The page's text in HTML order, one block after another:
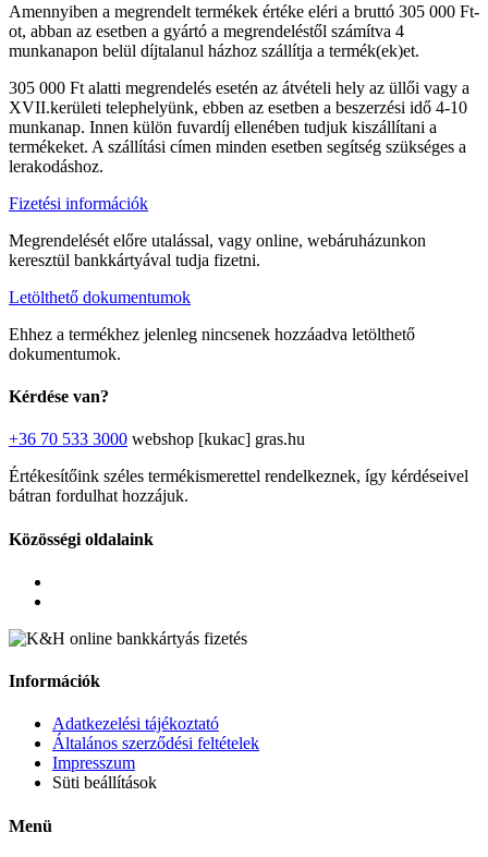
Amennyiben a megrendelt termékek értéke eléri a bruttó 305 000 Ft-
ot, abban az esetben a gyártó a megrendeléstől számítva 4
munkanapon belül díjtalanul házhoz szállítja a termék(ek)et.
305 000 Ft alatti megrendelés esetén az átvételi hely az üllői vagy a
XVII.kerületi telephelyünk, ebben az esetben a beszerzési idő 4-10
munkanap. Innen külön fuvardíj ellenében tudjuk kiszállítani a
termékeket. A szállítási címen minden esetben segítség szükséges a
lerakodáshoz.
Fizetési információk
Megrendelését előre utalással, vagy online, webáruházunkon
keresztül bankkártyával tudja fizetni.
Letölthető dokumentumok
Ehhez a termékhez jelenleg nincsenek hozzáadva letölthető
dokumentumok.
Kérdése van?
+36 70 533 3000 webshop [kukac] gras.hu
Értékesítőink széles termékismerettel rendelkeznek, így kérdéseivel
bátran fordulhat hozzájuk.
Közösségi oldalaink
Információk
Adatkezelési tájékoztató
Általános szerződési feltételek
Impresszum
Süti beállítások
Menü